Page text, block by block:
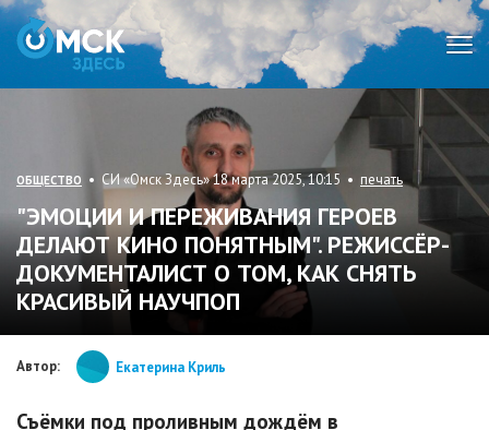
ОБЩЕСТВО • СИ «Омск Здесь» 18 марта 2025, 10:15 • печать
"ЭМОЦИИ И ПЕРЕЖИВАНИЯ ГЕРОЕВ
ДЕЛАЮТ КИНО ПОНЯТНЫМ". РЕЖИССЁР-
ДОКУМЕНТАЛИСТ О ТОМ, КАК СНЯТЬ
КРАСИВЫЙ НАУЧПОП
Автор: Екатерина Криль
Съёмки под проливным дождём в